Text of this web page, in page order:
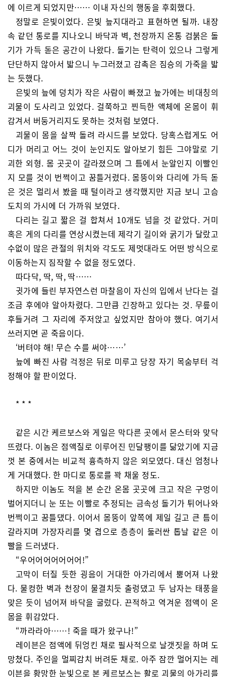
에 이르게 되었지만…… 이내 자신의 행동을 후회했다.
정말로 은빛이었다. 은빛 늪지대라고 표현하면 될까. 내장
속 같던 통로를 지나오니 바닥과 벽, 천장까지 온통 검붉은 돌
기가 가득 돋은 공간이 나왔다. 돌기는 탄력이 있으나 그렇게
단단하지 않아서 밟으니 누그러졌고 감촉은 짐승의 가죽을 밟
는 듯했다.
은빛의 늪에 덩치가 작은 사람이 빠졌고 늪가에는 비대칭의
괴물이 도사리고 있었다. 걸쭉하고 찐득한 액체에 온몸이 휘
감겨서 버둥거리지도 못하는 것처럼 보였다.
괴물이 몸을 살짝 돌려 라시드를 보았다. 당혹스럽게도 어
디가 머리고 어느 것이 눈인지도 알아보기 힘든 그야말로 기
괴한 외형. 몸 곳곳이 갈라졌으며 그 틈에서 눈알인지 이빨인
지 모를 것이 번쩍이고 꿈틀거렸다. 몸뚱이와 다리에 가득 돋
은 것은 멀리서 봤을 때 털이라고 생각했지만 지금 보니 고슴
도치의 가시에 더 가까워 보였다.
다리는 길고 짧은 걸 합쳐서 10개도 넘을 것 같았다. 거미
혹은 게의 다리를 연상시켰는데 제각기 길이와 굵기가 달랐고
수없이 많은 관절의 위치와 각도도 제멋대라도 어떤 방식으로
이동하는지 짐작할 수 없을 정도였다.
따다닥, 딱, 딱, 딱……
귓가에 들린 부자연스런 마찰음이 자신의 입에서 난다는 걸
조금 후에야 알아차렸다. 그만큼 긴장하고 있다는 것. 무릎이
후들거려 그 자리에 주저앉고 싶었지만 참아야 했다. 여기서
쓰러지면 곧 죽음이다.
‘버텨야 해! 무슨 수를 써야……’
늪에 빠진 사람 걱정은 뒤로 미루고 당장 자기 목숨부터 걱
정해야 할 판이었다.
* * *
같은 시간 케르보스와 게일은 막다른 곳에서 몬스터와 맞닥
뜨렸다. 이놈은 점액질로 이루어진 민달팽이를 닮았기에 지금
껏 본 중에서는 비교적 흉측하지 않은 외모였다. 대신 엄청나
게 거대했다. 한 마디로 통로를 꽉 채울 정도.
하지만 이놈도 적을 본 순간 온몸 곳곳에 크고 작은 구멍이
벌어지더니 눈 또는 이빨로 추정되는 금속성 돌기가 튀어나와
번쩍이고 꿈틀댔다. 이어서 몸뚱이 앞쪽에 제일 길고 큰 틈이
갈라지며 가장자리를 몇 겹으로 층층이 둘러싼 톱날 같은 이
빨을 드러냈다.
“우어어어어어어어!”
고막이 터질 듯한 굉음이 거대한 아가리에서 뿜어져 나왔
다. 물컹한 벽과 천장이 물결치듯 출렁댔고 두 남자는 태풍을
맞은 듯이 넘어져 바닥을 굴렀다. 끈적하고 역겨운 점액이 온
몸을 휘감았다.
“까라라아……! 죽을 때가 왔구나!”
레이븐은 점액에 뒤엉킨 채로 필사적으로 날갯짓을 하며 도
망쳤다. 주인을 멀찌감치 버려둔 채로. 아주 잠깐 멀어지는 레
이븐을 황망한 눈빛으로 본 케르보스는 활로 괴물의 아가리를